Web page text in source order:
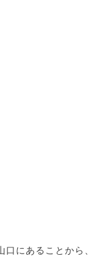
にあることから、